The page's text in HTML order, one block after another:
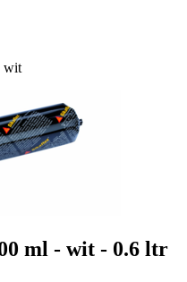
wit
ml - wit - 0.6 ltr